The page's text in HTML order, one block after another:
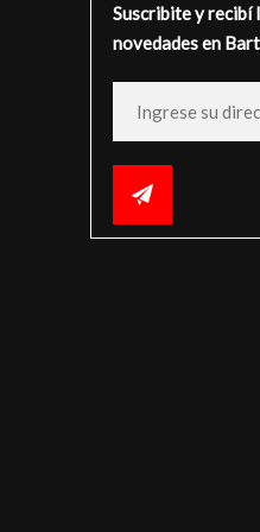
Suscribite y recibí
novedades en